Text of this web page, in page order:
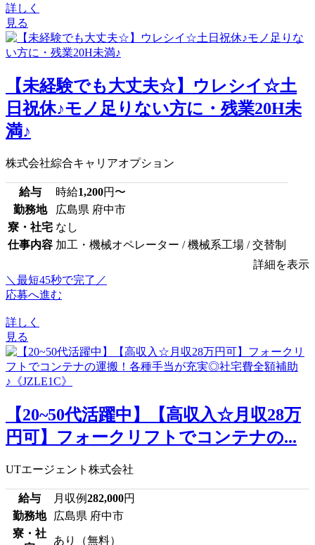
詳しく
見る
【未経験でも大丈夫☆】ウレシイ☆土
日祝休♪モノ足りない方に・残業20H未
満♪
株式会社綜合キャリアオプション
給与 時給1,200円〜
勤務地
広島県 府中市
寮・社宅 なし
仕事内容 加工・機械オペレーター / 機械系工場 / 交替制
詳細を表示
＼最短45秒で完了／
応募へ進む
詳しく
見る
【20~50代活躍中】【高収入☆月収28万
円可】フォークリフトでコンテナの...
UTエージェント株式会社
給与 月収例282,000円
勤務地
広島県 府中市
寮・社
あり（無料）